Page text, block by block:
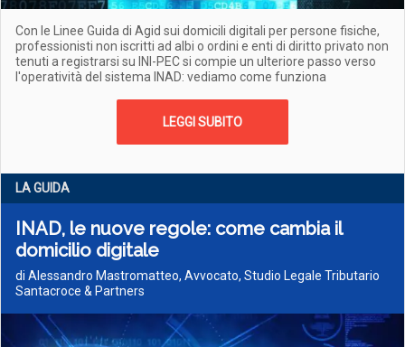
Con le Linee Guida di Agid sui domicili digitali per persone fisiche,
professionisti non iscritti ad albi o ordini e enti di diritto privato non
tenuti a registrarsi su INI-PEC si compie un ulteriore passo verso
l'operatività del sistema INAD: vediamo come funziona
LEGGI SUBITO
LA GUIDA
INAD, le nuove regole: come cambia il
domicilio digitale
di Alessandro Mastromatteo, Avvocato, Studio Legale Tributario
Santacroce & Partners